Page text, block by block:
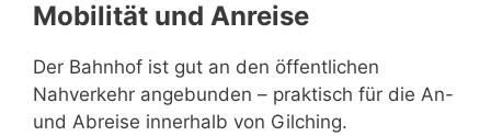
Mobilität und Anreise
Der Bahnhof ist gut an den öffentlichen
Nahverkehr angebunden – praktisch für die An-
und Abreise innerhalb von Gilching.